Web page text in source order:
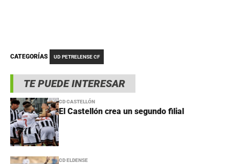
TE PUEDE INTERESAR
CD CASTELLÓN
El Castellón crea un segundo filial
CD ELDENSE
CATEGORÍAS UD PETRELENSE CF